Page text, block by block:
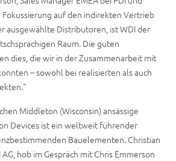
Fokussierung auf den indirekten Vertrieb
ausgewählte Distributoren, ist WDI der
Raum. Die guten
dies, die wir in der Zusammenarbeit mit
– sowohl bei realisierten als auch
Middleton (Wisconsin) ansässige
Devices ist ein weltweit führender
Bauelementen. Christian
hob im Gespräch mit Chris Emmerson